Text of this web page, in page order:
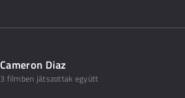
Cameron Diaz
3 filmben játszottak együtt